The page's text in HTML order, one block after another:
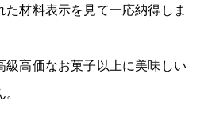
材料表示を見て一応納得しま
級高価なお菓子以上に美味しい